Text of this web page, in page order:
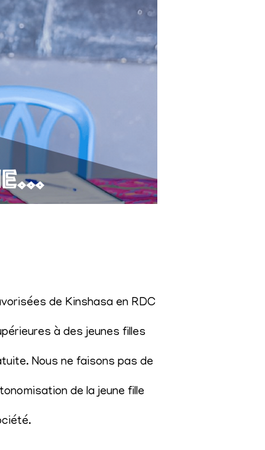
de Kinshasa en RDC
à des jeunes filles
Nous ne faisons pas de
de la jeune fille
.